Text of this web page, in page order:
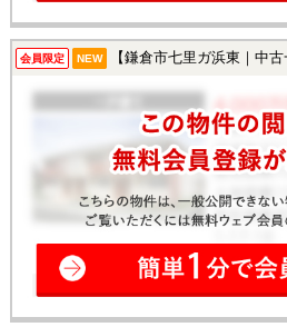
会員限定 NEW 【鎌倉市七里ガ浜東｜中古